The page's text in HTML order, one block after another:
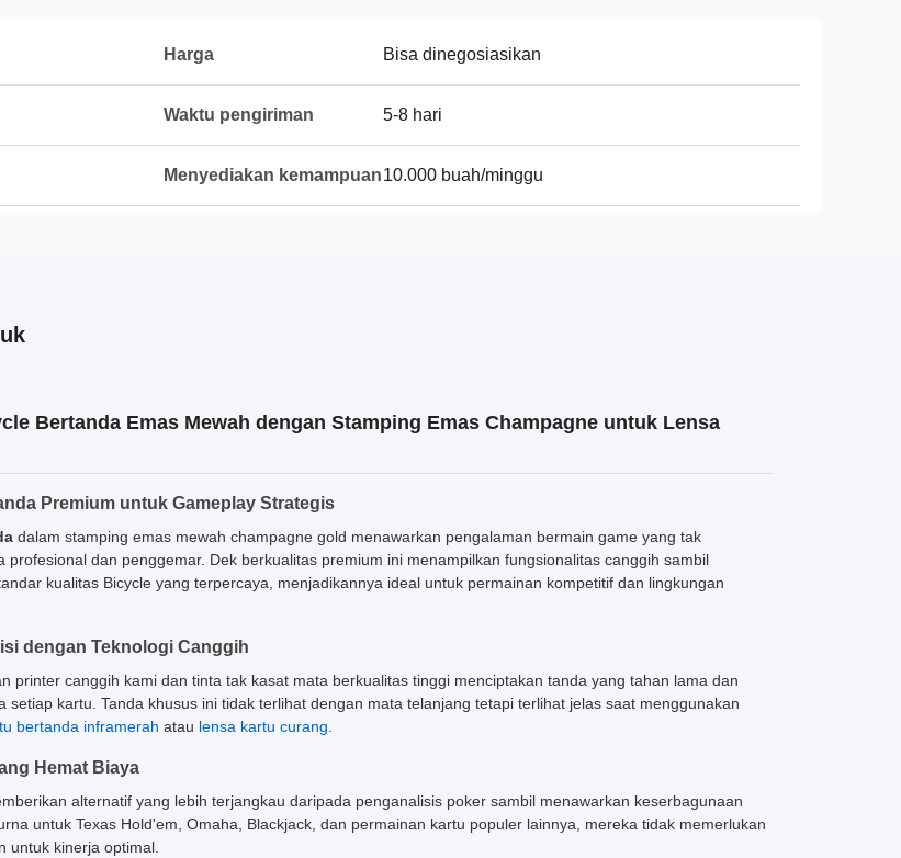
Harga Bisa dinegosiasikan
Waktu pengiriman 5-8 hari
Menyediakan kemampuan10.000 buah/minggu
Bertanda Emas Mewah dengan Stamping Emas Champagne untuk Lensa
Premium untuk Gameplay Strategis
dalam stamping emas mewah champagne gold menawarkan pengalaman bermain game yang tak
profesional dan penggemar. Dek berkualitas premium ini menampilkan fungsionalitas canggih sambil
kualitas Bicycle yang terpercaya, menjadikannya ideal untuk permainan kompetitif dan lingkungan
dengan Teknologi Canggih
printer canggih kami dan tinta tak kasat mata berkualitas tinggi menciptakan tanda yang tahan lama dan
setiap kartu. Tanda khusus ini tidak terlihat dengan mata telanjang tetapi terlihat jelas saat menggunakan
bertanda inframerah atau lensa kartu curang
Hemat Biaya
alternatif yang lebih terjangkau daripada penganalisis poker sambil menawarkan keserbagunaan
untuk Texas Hold'em, Omaha, Blackjack, dan permainan kartu populer lainnya, mereka tidak memerlukan
untuk kinerja optimal.